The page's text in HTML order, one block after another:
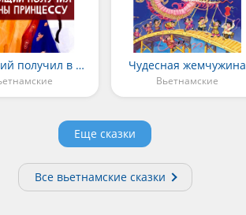
Как нищий получил в жёны принцессу Чудесная жемчужина
Вьетнамские
Еще сказки
Все вьетнамские сказки